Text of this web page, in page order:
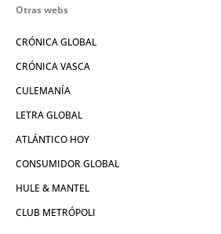
Otras webs
CRÓNICA GLOBAL
CRÓNICA VASCA
CULEMANÍA
LETRA GLOBAL
ATLÁNTICO HOY
CONSUMIDOR GLOBAL
HULE & MANTEL
CLUB METRÓPOLI